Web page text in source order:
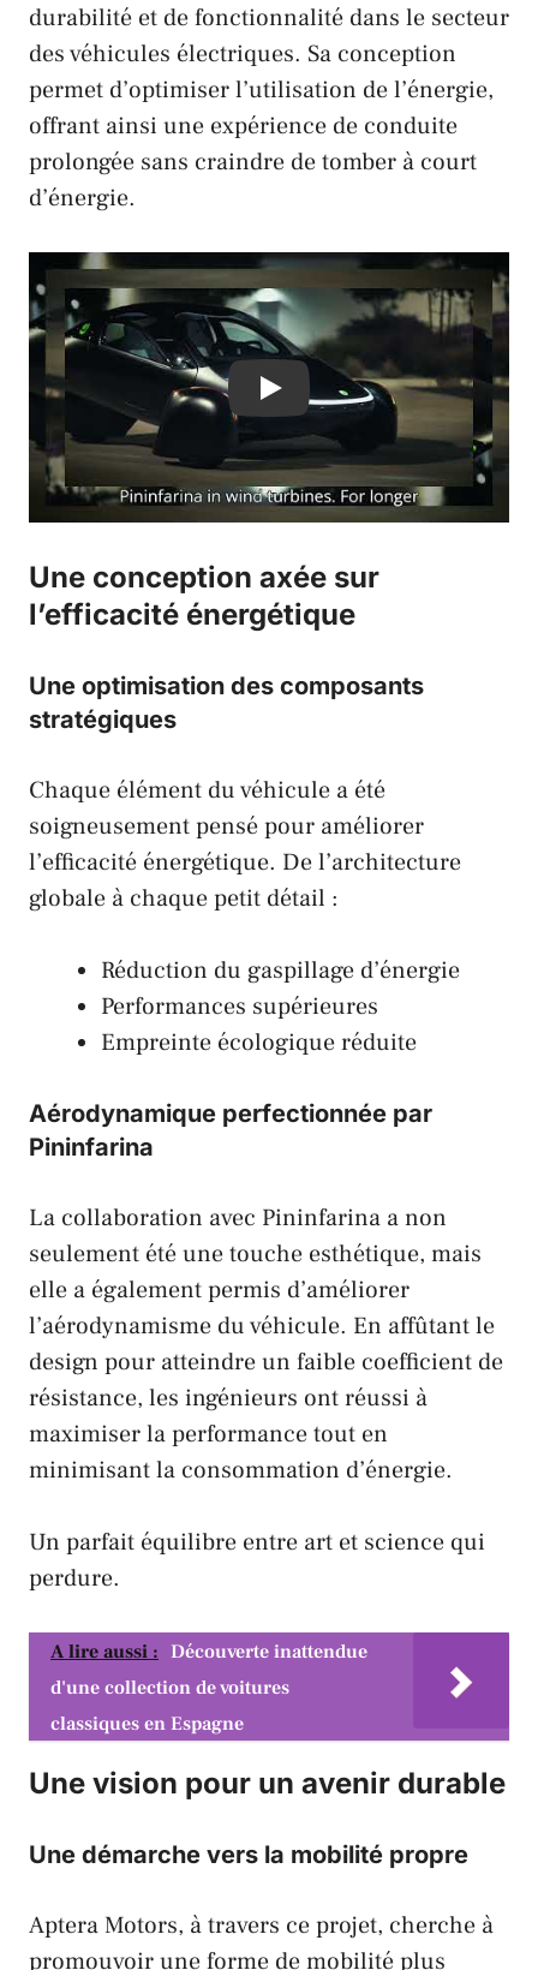
durabilité et de fonctionnalité dans le secteur
des véhicules électriques. Sa conception
permet d’optimiser l’utilisation de l’énergie,
offrant ainsi une expérience de conduite
prolongée sans craindre de tomber à court
d’énergie.
Play
Une conception axée sur
l’efficacité énergétique
Une optimisation des composants
stratégiques
Chaque élément du véhicule a été
soigneusement pensé pour améliorer
l’efficacité énergétique. De l’architecture
globale à chaque petit détail :
Réduction du gaspillage d’énergie
Performances supérieures
Empreinte écologique réduite
Aérodynamique perfectionnée par
Pininfarina
La collaboration avec Pininfarina a non
seulement été une touche esthétique, mais
elle a également permis d’améliorer
l’aérodynamisme du véhicule. En affûtant le
design pour atteindre un faible coefficient de
résistance, les ingénieurs ont réussi à
maximiser la performance tout en
minimisant la consommation d’énergie.
Un parfait équilibre entre art et science qui
perdure.
A lire aussi : Découverte inattendue
d'une collection de voitures
classiques en Espagne
Une vision pour un avenir durable
Une démarche vers la mobilité propre
Aptera Motors, à travers ce projet, cherche à
promouvoir une forme de mobilité plus